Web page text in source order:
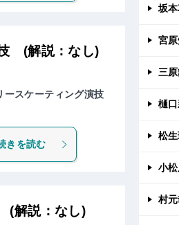
(解説：なし)
スケーティング演技
きを読む
解説：なし)
坂
宮
三
樋
松
小松
村